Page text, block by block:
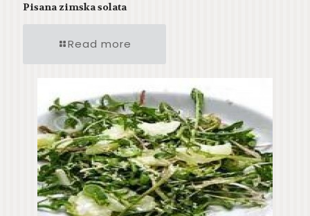
Pisana zimska solata
Read more